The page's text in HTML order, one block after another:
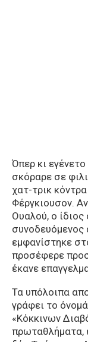
Όπερ κι
σκόραρε σε
χατ-τρικ
Φέργκιουσον.
Ουαλού, ο
εμφανίστηκε
προσέφερε
έκανε
Τα υπόλοιπα
γράφει το
«Κόκκινων
πρωταθλήματα,